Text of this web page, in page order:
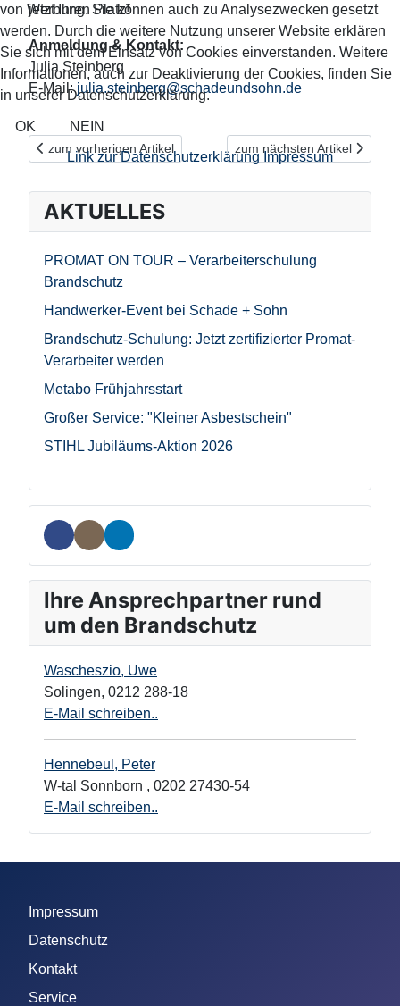
jetzt Ihren Platz!
Anmeldung & Kontakt:
Julia Steinberg
E-Mail:julia.steinberg@schadeundsohn.de
Vorheriger Beitrag: PROMAT ON TOUR – Verarbeiterschulung
zum vorherigen Artikel Nächster Beitrag:
zum nächsten Artikel
AKTUELLES
PROMAT ON TOUR – Verarbeiterschulung
Brandschutz
Handwerker-Event bei Schade + Sohn
Brandschutz-Schulung: Jetzt zertifizierter Promat-
Verarbeiter werden
Metabo Frühjahrsstart
Großer Service: "Kleiner Asbestschein"
STIHL Jubiläums-Aktion 2026
Ihre Ansprechpartner rund
um den Brandschutz
Wascheszio, Uwe
Solingen, 0212 288-18
E-Mail schreiben..
Hennebeul, Peter
W-tal Sonnborn , 0202 27430-54
E-Mail schreiben..
Impressum
Datenschutz
Kontakt
Service
von Werbung. Sie können auch zu Analysezwecken gesetzt
werden. Durch die weitere Nutzung unserer Website erklären
Sie sich mit dem Einsatz von Cookies einverstanden. Weitere
Informationen, auch zur Deaktivierung der Cookies, finden Sie
in unserer Datenschutzerklärung.
OK NEIN
Link zur Datenschutzerklärung Impressum